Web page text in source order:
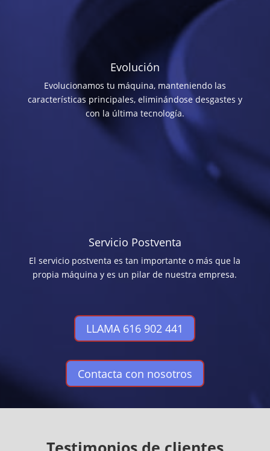
Evolución
Evolucionamos tu máquina, manteniendo las
características principales, eliminándose desgastes y
con la última tecnología.
Servicio Postventa
El servicio postventa es tan importante o más que la
propia máquina y es un pilar de nuestra empresa.
LLAMA 616 902 441
Contacta con nosotros